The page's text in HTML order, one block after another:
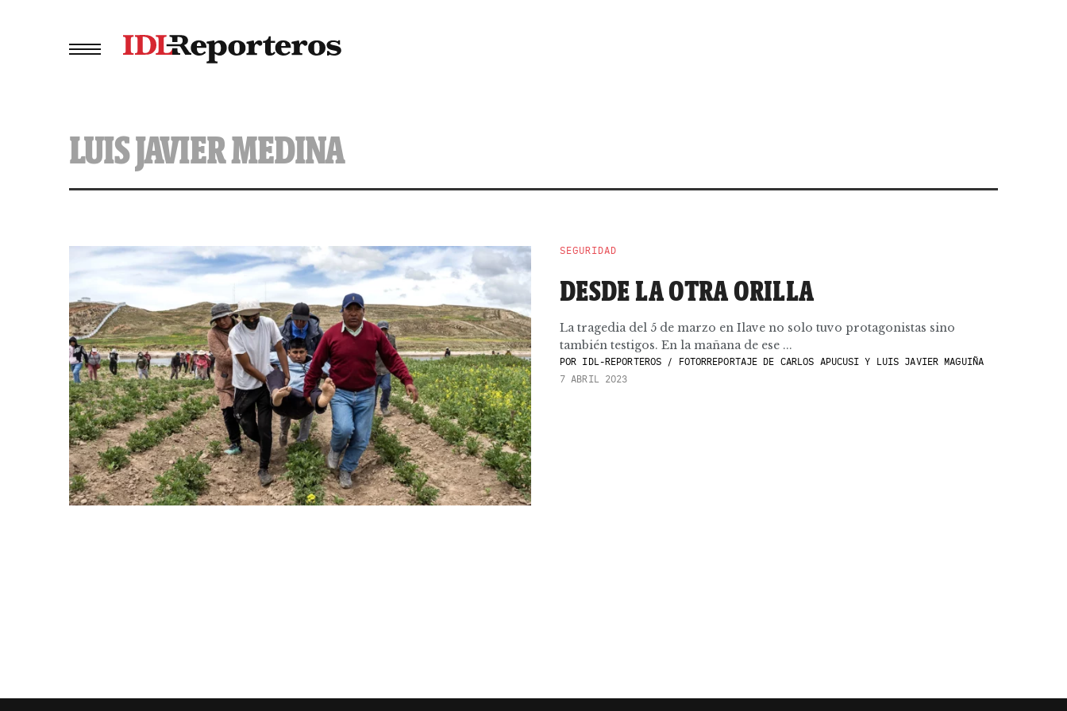
LUIS JAVIER MEDINA
SEGURIDAD
DESDE LA OTRA ORILLA
La tragedia del 5 de marzo en Ilave no solo tuvo protagonistas sino
también testigos. En la mañana de ese ...
POR IDL-REPORTEROS / FOTORREPORTAJE DE CARLOS APUCUSI Y LUIS JAVIER MAGUIÑA
7 ABRIL 2023